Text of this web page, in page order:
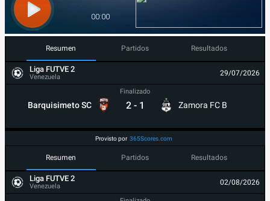
Resumen Partidos Resultados
Liga FUTVE 2
Venezuela 29/07/2026
Barquisimeto SC
Finalizado
2 - 1 Zamora FC B
Provisto por 365Scores.com
Resumen Partidos Resultados
Liga FUTVE 2
Venezuela 02/08/2026